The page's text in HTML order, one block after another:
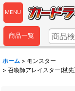
MENU
商品一覧
ホーム > モンスター
> 召喚師アレイスター(杖